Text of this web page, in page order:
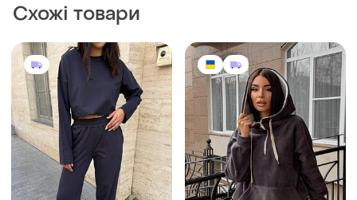
Схожі товари